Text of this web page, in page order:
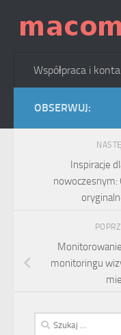
Skip to content
Współpraca i
OBSERWUJ:
Inspiracje
nowoczesnym:
monitoringu
Szukaj: